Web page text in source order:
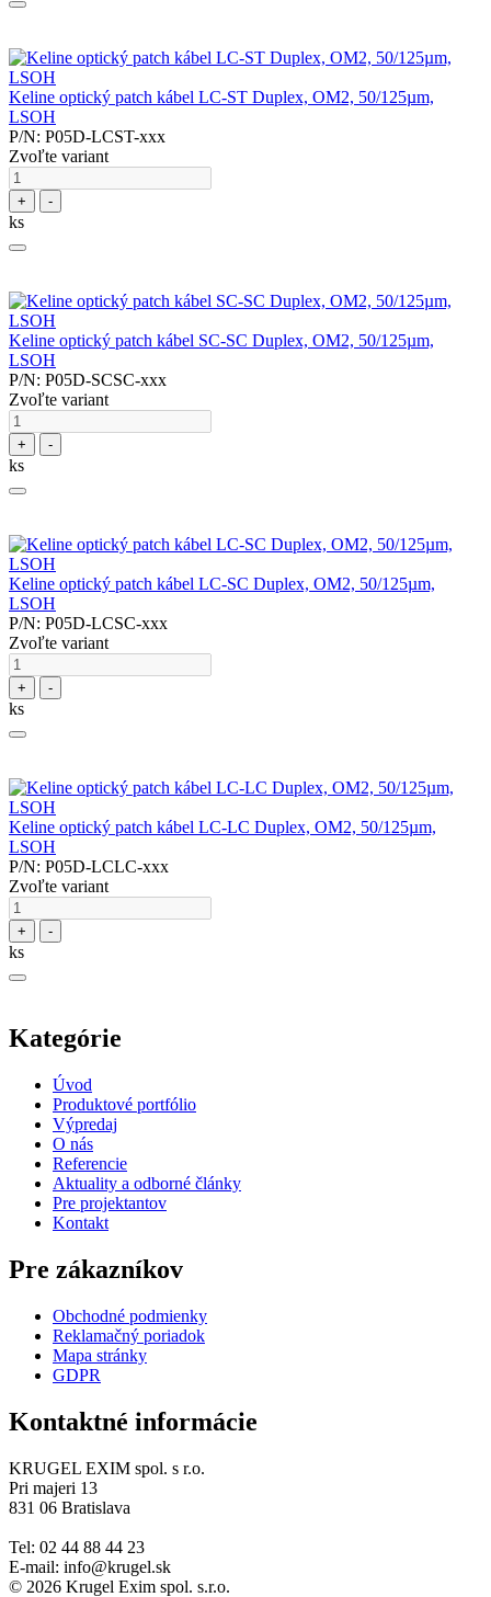
Keline optický patch kábel LC-ST Duplex, OM2, 50/125µm,
LSOH
P/N: P05D-LCST-xxx
Zvoľte variant
+ -
ks
Keline optický patch kábel SC-SC Duplex, OM2, 50/125µm,
LSOH
P/N: P05D-SCSC-xxx
Zvoľte variant
+ -
ks
Keline optický patch kábel LC-SC Duplex, OM2, 50/125µm,
LSOH
P/N: P05D-LCSC-xxx
Zvoľte variant
+ -
ks
Keline optický patch kábel LC-LC Duplex, OM2, 50/125µm,
LSOH
P/N: P05D-LCLC-xxx
Zvoľte variant
+ -
ks
Kategórie
Úvod
Produktové portfólio
Výpredaj
O nás
Referencie
Aktuality a odborné články
Pre projektantov
Kontakt
Pre zákazníkov
Obchodné podmienky
Reklamačný poriadok
Mapa stránky
GDPR
Kontaktné informácie
KRUGEL EXIM spol. s r.o.
Pri majeri 13
831 06 Bratislava
Tel: 02 44 88 44 23
E-mail: info@krugel.sk
© 2026 Krugel Exim spol. s.r.o.